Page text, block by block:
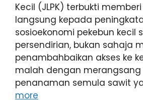
Kecil (JLPK) terbukti
langsung kepada
sosioekonomi pekebun kecil
persendirian, bukan sahaja
penambahbaikan akses ke
malah dengan merangsang
penanaman semula sawit
more